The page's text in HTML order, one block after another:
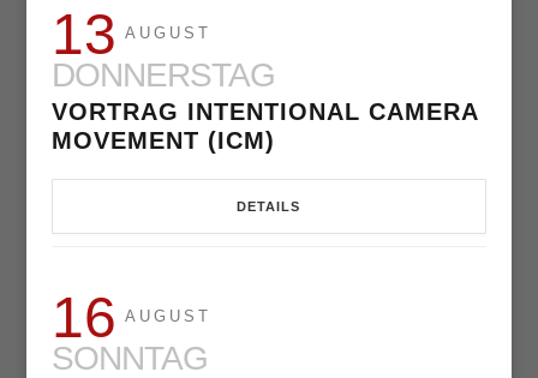
13 AUGUST
DONNERSTAG
VORTRAG INTENTIONAL CAMERA
MOVEMENT (ICM)
DETAILS
16 AUGUST
SONNTAG